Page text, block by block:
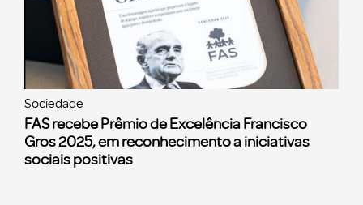
Sociedade
FAS recebe Prêmio de Excelência Francisco
Gros 2025, em reconhecimento a iniciativas
sociais positivas